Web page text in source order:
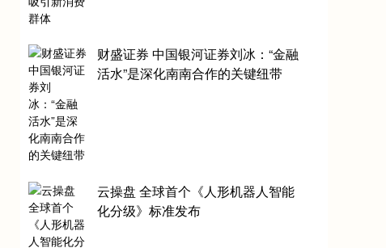
财盛证券 中国银河证券刘冰：“金融
活水”是深化南南合作的关键纽带
云操盘 全球首个《人形机器人智能
化分级》标准发布